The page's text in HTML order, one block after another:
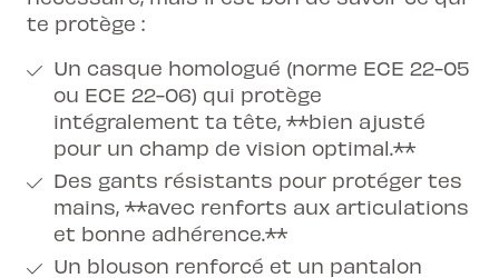
te protège :
Un casque homologué (norme ECE 22-05
ou ECE 22-06) qui protège
intégralement ta tête, **bien ajusté
pour un champ de vision optimal.**
Des gants résistants pour protéger tes
mains, **avec renforts aux articulations
et bonne adhérence.**
Un blouson renforcé et un pantalon